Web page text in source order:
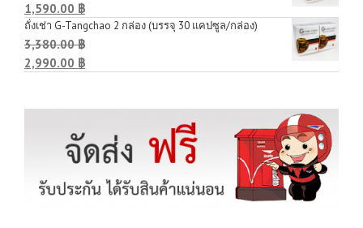
1,590.00 ฿
ถั่งเช่า G-Tangchao 2 กล่อง (บรรจุ 30 แคปซูล/กล่อง)
3,380.00 ฿
2,990.00 ฿